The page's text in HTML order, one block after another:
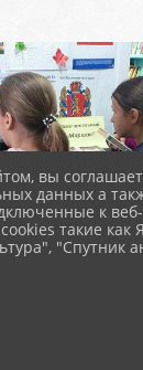
вы
данных а
к
такие как
"Спутник